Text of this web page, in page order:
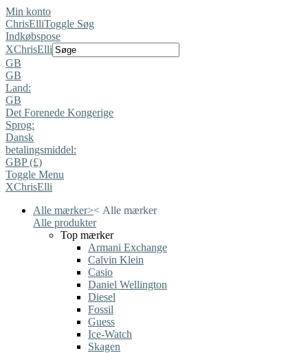
Min konto
ChrisElliToggle Søg
Indkøbspose
XChrisElli
GB
GB
Land:
GB
Det Forenede Kongerige
Sprog:
Dansk
betalingsmiddel:
GBP (£)
Toggle Menu
XChrisElli
Alle mærker>< Alle mærker
Alle produkter
Top mærker
Armani Exchange
Calvin Klein
Casio
Daniel Wellington
Diesel
Fossil
Guess
Ice-Watch
Skagen